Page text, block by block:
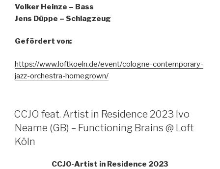
Volker Heinze – Bass
Jens Düppe – Schlagzeug
Gefördert von:
https://www.loftkoeln.de/event/cologne-contemporary-
jazz-orchestra-homegrown/
CCJO feat. Artist in Residence 2023 Ivo
Neame (GB) – Functioning Brains @ Loft
Köln
CCJO-Artist in Residence 2023